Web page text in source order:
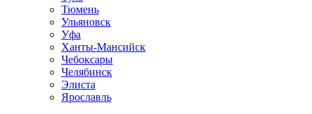
Тюмень
Ульяновск
Уфа
Ханты-Мансийск
Чебоксары
Челябинск
Элиста
Ярославль